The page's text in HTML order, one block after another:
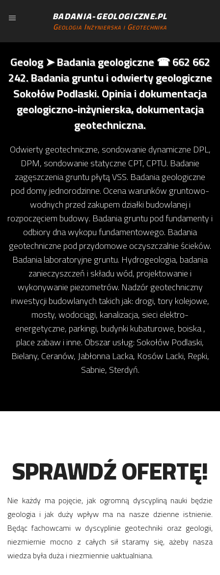
BADANIA-GEOLOGICZNE.PL
Geologia Inżynierska i Geotechnika
Geolog ➤ Badania geologiczne ☎ 662 662
242. Badania gruntu i odwierty geologiczne
Sokołów Podlaski. Opinia i dokumentacja
geologiczno-inżynierska, dokumentacja
geotechniczna.
Odwierty geotechniczne, sondowanie dynamiczne DPL,
DPM, sondowanie statyczne CPT, CPTU. Badanie
zagęszczenia gruntu płytą VSS. Badania geologiczne
pod domy jednorodzinne. Ocena warunków gruntowo-
wodnych przed zakupem działki budowlanej i
rozpoczęciem budowy. Badania gruntu pod fundamenty i
odbiory dna wykopu fundamentowego. Badania
geotechniczne pod przydomowe oczyszczalnie ścieków.
Badania laboratoryjne gruntu. Hydrogeologia, badania
zanieczyszczeń i składu wód, projektowanie i
wykonywanie piezometrów. Nadzór geotechniczny
inwestycji budowlanych takich jak: drogi, tory kolejowe,
mosty, wodociągi, kanalizacja, sieci elektro-
energetyczne, parkingi, budynki kubaturowe, boiska ,
place zabaw i inne. Obszar usług: Sokołów Podlaski,
Bielany, Ceranów, Jabłonna Lacka, Kosów Lacki, Repki,
Sabnie, Sterdyń.
SPRAWDŹ OFERTĘ!
Nie każdy ma pojęcie, jak ogromną dyscypliną nauki będzie
geologia i jak duży wpływ ma na nasze dzienne istnienie.
Będąc fachowcami w dyscyplinie geotechniki oraz geologii,
niezmiernie mocno z całych sił staramy się, ażeby nasza
wiedza była duża i niezmiennie uaktualniana.